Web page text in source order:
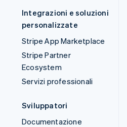
Integrazioni e soluzioni
personalizzate
Stripe App Marketplace
Stripe Partner
Ecosystem
Servizi professionali
Sviluppatori
Documentazione